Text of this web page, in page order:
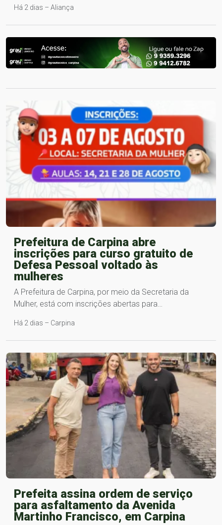
Há 2 dias – Aliança
Prefeitura de Carpina abre
inscrições para curso gratuito de
Defesa Pessoal voltado às
mulheres
A Prefeitura de Carpina, por meio da Secretaria da
Mulher, está com inscrições abertas para…
Há 2 dias – Carpina
Prefeita assina ordem de serviço
para asfaltamento da Avenida
Martinho Francisco, em Carpina